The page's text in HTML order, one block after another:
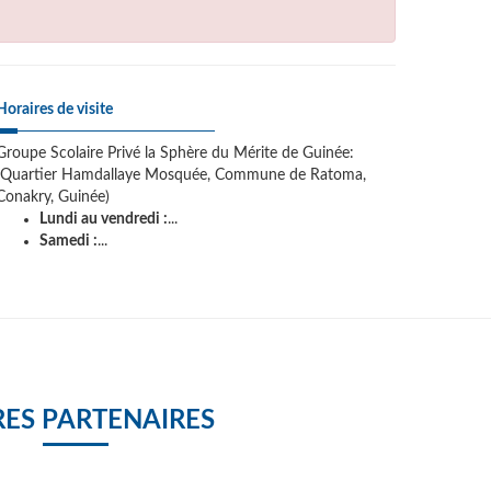
Horaires de visite
Scolaire Privé la Sphère du Mérite de Guinée:
Hamdallaye Mosquée, Commune de Ratoma,
Guinée)
Lundi au vendredi :...
Samedi :...
PARTENAIRES